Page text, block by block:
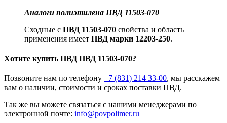
Аналоги полиэтилена ПВД 11503-070
Сходные с ПВД 11503-070 свойства и область
применения имеет ПВД марки 12203-250.
Хотите купить ПВД ПВД 11503-070?
Позвоните нам по телефону +7 (831) 214 33-00, мы расскажем
вам о наличии, стоимости и сроках поставки ПВД.
Так же вы можете связаться с нашими менеджерами по
электронной почте: info@povpolimer.ru